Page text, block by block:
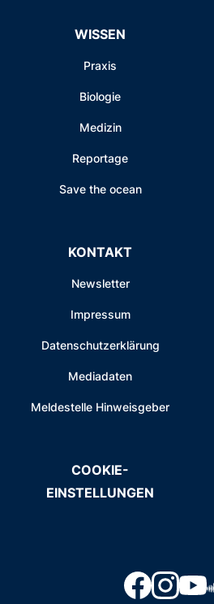
WISSEN
Praxis
Biologie
Medizin
Reportage
Save the ocean
KONTAKT
Newsletter
Impressum
Datenschutzerklärung
Mediadaten
Meldestelle Hinweisgeber
COOKIE-
EINSTELLUNGEN